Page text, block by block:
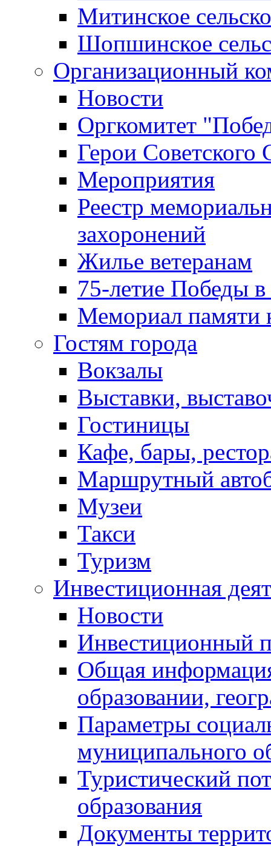
Митинское
Шопшинское
Организационный
Новости
Оргкомитет
Герои Советского
Мероприятия
Реестр
захоронений
Жилье ветеранам
75-летие Победы
Мемориал памяти
Гостям города
Вокзалы
Выставки,
Гостиницы
Кафе, бары,
Маршрутный
Музеи
Такси
Туризм
Инвестиционная
Новости
Инвестиционный
Общая
образовании,
Параметры
муниципального
Туристический
образования
Документы